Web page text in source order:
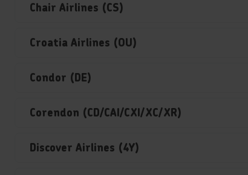
Chair Airlines (CS)
Croatia Airlines (OU)
Condor (DE)
Corendon (CD/CAI/CXI/XC/XR)
Discover Airlines (4Y)